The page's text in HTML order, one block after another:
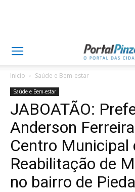
Inicio Saúde e Bem-estar
Saúde e Bem-estar
JABOATÃO:
Anderson
Centro Municipal
Reabilitação de
no bairro de